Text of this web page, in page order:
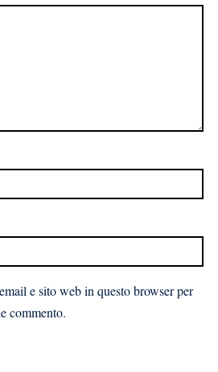
e sito web in questo browser per
commento.